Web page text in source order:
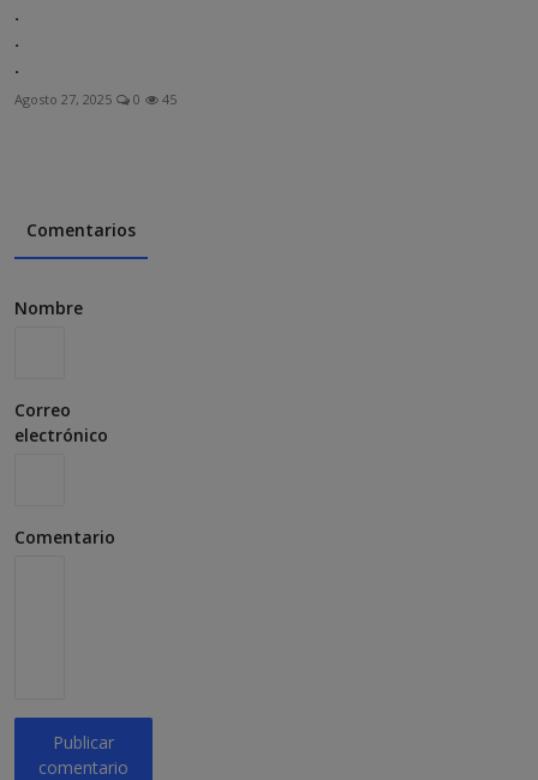
.
.
.
Agosto 27, 2025 0 45
Comentarios
Nombre
Correo
electrónico
Comentario
Publicar
comentario